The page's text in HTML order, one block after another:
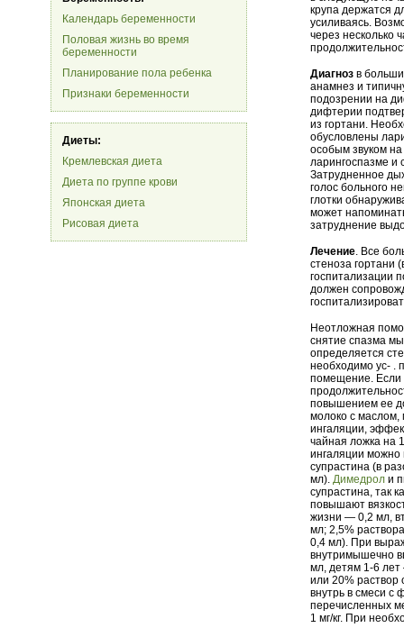
Календарь беременности
Половая жизнь во время
беременности
Планирование пола ребенка
Признаки беременности
Диеты:
Кремлевская диета
Диета по группе крови
Японская диета
Рисовая диета
крупа держатся
усиливаясь.
через несколько
Диагноз в
анамнез и
подозрении на
дифтерии
из гортани.
обусловлены
особым звуком
ларингоспазме и
Затрудненное
голос больного
глотки
может
затруднение
Лечение. Все
стеноза гортани
госпитализации
должен
Неотложная
снятие спазма
определяется
необходимо ус- .
помещение. Если
повышением ее
молоко с
ингаляции,
чайная ложка на
ингаляции можно
супрастина (в
мл). Димедрол и
супрастина, так
повышают
жизни — 0,2 мл,
мл; 2,5%
0,4 мл). При
внутримышечно
мл, детям 1-6
или 20% раствор
внутрь в смеси с
перечисленных
1 мг/кг. При